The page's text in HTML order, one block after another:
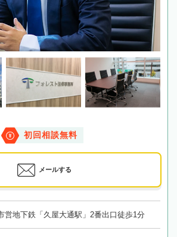
初回相談無料
メールする
営地下鉄「久屋大通駅」2番出口徒歩1分